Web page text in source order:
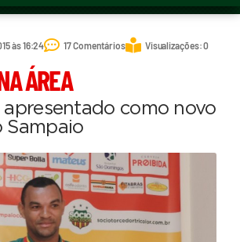
às 16:24 17 Comentários Visualizações: 0
ÁREA
apresentado como novo
Sampaio